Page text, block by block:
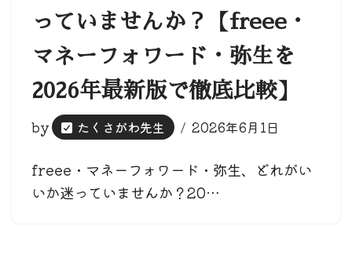
っていませんか？【freee・
マネーフォワード・弥生を
2026年最新版で徹底比較】
by たくさがわ先生 2026年6月1日
freee・マネーフォワード・弥生、どれがい
いか迷っていませんか？20…